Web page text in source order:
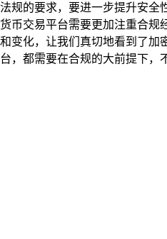
规的要求，要进一步提升安
币交易平台需要更加注重合
变化，让我们真切地看到了
，都需要在合规的大前提下